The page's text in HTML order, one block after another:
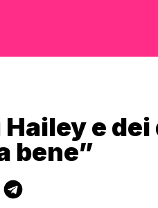
Hailey e
bene”